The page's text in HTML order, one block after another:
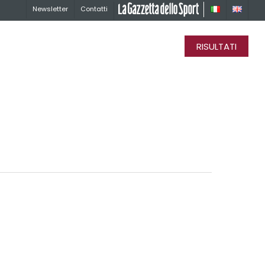
Newsletter Contatti La Gazzetta dello Sport
RISULTATI